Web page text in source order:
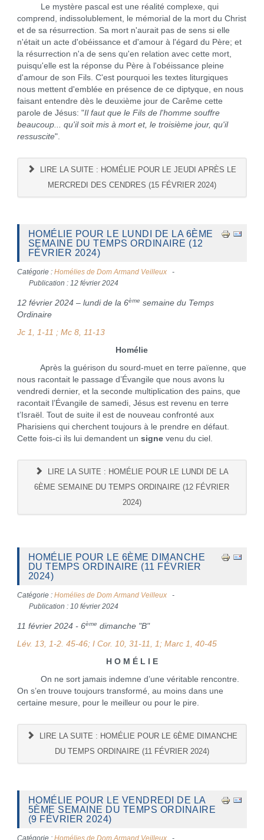
Le mystère pascal est une réalité complexe, qui
comprend, indissolublement, le mémorial de la mort du Christ
et de sa résurrection. Sa mort n'aurait pas de sens si elle
n'était un acte d'obéissance et d'amour à l'égard du Père; et
la résurrection n'a de sens qu'en relation avec cette mort,
puisqu'elle est la réponse du Père à l'obéissance pleine
d'amour de son Fils. C'est pourquoi les textes liturgiques
nous mettent d'emblée en présence de ce diptyque, en nous
faisant entendre dès le deuxième jour de Carême cette
parole de Jésus: "Il faut que le Fils de l'homme souffre
beaucoup... qu'il soit mis à mort et, le troisième jour, qu'il
ressuscite".
LIRE LA SUITE : HOMÉLIE POUR LE JEUDI APRÈS LE
MERCREDI DES CENDRES (15 FÉVRIER 2024)
HOMÉLIE POUR LE LUNDI DE LA 6ÈME
SEMAINE DU TEMPS ORDINAIRE (12
FÉVRIER 2024)
Catégorie : Homélies de Dom Armand Veilleux
Publication : 12 février 2024
12 février 2024 – lundi de la 6ème semaine du Temps
Ordinaire
Jc 1, 1-11 ; Mc 8, 11-13
Homélie
Après la guérison du sourd-muet en terre païenne, que
nous racontait le passage d’Évangile que nous avons lu
vendredi dernier, et la seconde multiplication des pains, que
racontait l’Évangile de samedi, Jésus est revenu en terre
t’Israël. Tout de suite il est de nouveau confronté aux
Pharisiens qui cherchent toujours à le prendre en défaut.
Cette fois-ci ils lui demandent un signevenu du ciel.
LIRE LA SUITE : HOMÉLIE POUR LE LUNDI DE LA
6ÈME SEMAINE DU TEMPS ORDINAIRE (12 FÉVRIER
2024)
HOMÉLIE POUR LE 6ÈME DIMANCHE
DU TEMPS ORDINAIRE (11 FÉVRIER
2024)
Catégorie : Homélies de Dom Armand Veilleux
Publication : 10 février 2024
11 février 2024 - 6ème dimanche "B"
Lév. 13, 1-2. 45-46; I Cor. 10, 31-11, 1; Marc 1, 40-45
H O M É L I E
On ne sort jamais indemne d’une véritable rencontre.
On s’en trouve toujours transformé, au moins dans une
certaine mesure, pour le meilleur ou pour le pire.
LIRE LA SUITE : HOMÉLIE POUR LE 6ÈME DIMANCHE
DU TEMPS ORDINAIRE (11 FÉVRIER 2024)
HOMÉLIE POUR LE VENDREDI DE LA
5ÈME SEMAINE DU TEMPS ORDINAIRE
(9 FÉVRIER 2024)